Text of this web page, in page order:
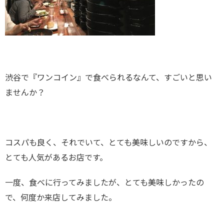
渋谷で『ワンコイン』で食べられるなんて、すごいと思い
ませんか？
コスパも良く、それでいて、とても美味しいのですから、
とても人気があるお店です。
一度、食べに行ってみましたが、とても美味しかったの
で、何度か来店してみました。